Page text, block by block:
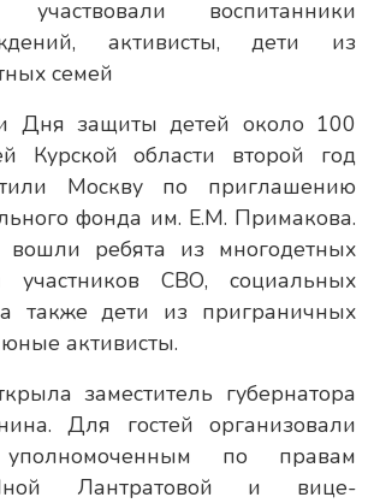
участвовали воспитанники
активисты, дети из
семей
Дня защиты детей около 100
Курской области второй год
Москву по приглашению
фонда им. Е.М. Примакова.
ребята из многодетных
участников СВО, социальных
также дети из приграничных
активисты.
заместитель губернатора
Для гостей организовали
по правам
Лантратовой и вице-